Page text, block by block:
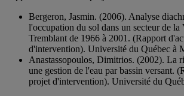
Bergeron, Jasmin. (2006). Analyse
l'occupation du sol dans un secteur de
Tremblant de 1966 à 2001. (Rapport
d'intervention). Université du Québec à
Anastassopoulos, Dimitrios. (2002). La
une gestion de l'eau par bassin versant.
projet d'intervention). Université du